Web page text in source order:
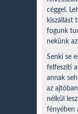
céggel.
kiszállást
fogunk
nekünk
Senki se
felfeszíti
annak
az
nélkül
fényében